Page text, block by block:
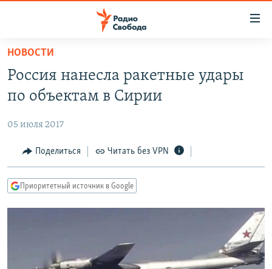
упрощенного
доступа
Вернуться
основному
Вернутся
главной
навигации
Вернутся
ПОДКАСТЫ
ЦИТАТЫ СВОБОДЫ
МНЕНИЯ
IDEL.РЕАЛИИ
СИБИРЬ.РЕАЛИИ
НОВОСТИ
Россия нанесла ракетные удары
по объектам в Сирии
05 июля 2017
Поделиться Читать без VPN
Приоритетный источник в Google